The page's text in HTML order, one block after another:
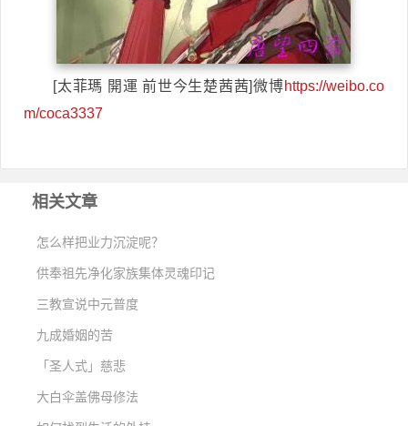
[太菲瑪 開運 前世今生楚茜茜]微博https://weibo.co
m/coca3337
相关文章
怎么样把业力沉淀呢？
供奉祖先净化家族集体灵魂印记
三教宣说中元普度
九成婚姻的苦
「圣人式」慈悲
大白伞盖佛母修法